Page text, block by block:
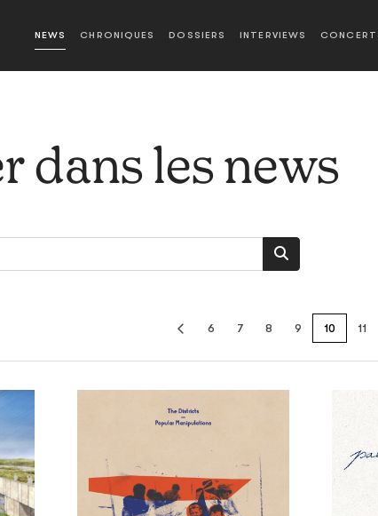
NEWS CHRONIQUES DOSSIERS INTERVIEWS
dans les news
6 7 8 9 10 11